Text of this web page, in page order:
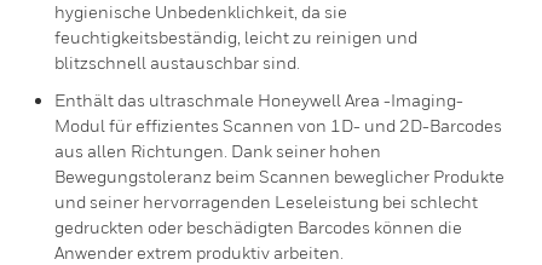
hygienische Unbedenklichkeit, da sie
feuchtigkeitsbeständig, leicht zu reinigen und
blitzschnell austauschbar sind.
Enthält das ultraschmale Honeywell Area -Imaging-
Modul für effizientes Scannen von 1D- und 2D-Barcodes
aus allen Richtungen. Dank seiner hohen
Bewegungstoleranz beim Scannen beweglicher Produkte
und seiner hervorragenden Leseleistung bei schlecht
gedruckten oder beschädigten Barcodes können die
Anwender extrem produktiv arbeiten.